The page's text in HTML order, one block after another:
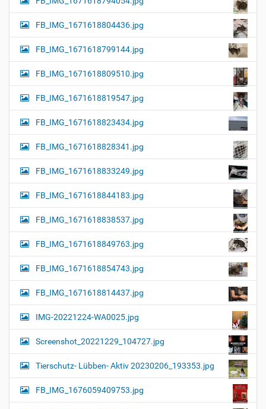
FB_IMG_1671618804436.jpg
FB_IMG_1671618799144.jpg
FB_IMG_1671618809510.jpg
FB_IMG_1671618819547.jpg
FB_IMG_1671618823434.jpg
FB_IMG_1671618828341.jpg
FB_IMG_1671618833249.jpg
FB_IMG_1671618844183.jpg
FB_IMG_1671618838537.jpg
FB_IMG_1671618849763.jpg
FB_IMG_1671618854743.jpg
FB_IMG_1671618814437.jpg
IMG-20221224-WA0025.jpg
Screenshot_20221229_104727.jpg
Tierschutz- Lübben- Aktiv 20230206_193353.jpg
FB_IMG_1676059409753.jpg